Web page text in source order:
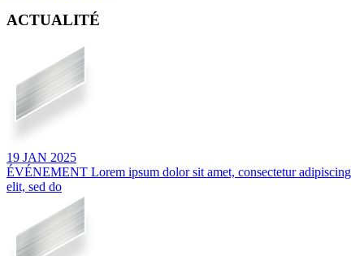
ACTUALITÉ
19 JAN 2025
ÉVÉNEMENT Lorem ipsum dolor sit amet, consectetur adipiscing
elit, sed do